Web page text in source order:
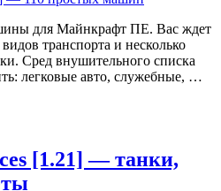
для Майнкрафт ПЕ. Вас ждет
транспорта и несколько
Сред внушительного списка
легковые авто, служебные, …
[1.21] — танки,